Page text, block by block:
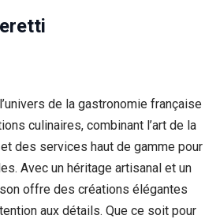
de la gastronomie française
culinaires, combinant l’art de la
des services haut de gamme pour
Avec un héritage artisanal et un
offre des créations élégantes
aux détails. Que ce soit pour